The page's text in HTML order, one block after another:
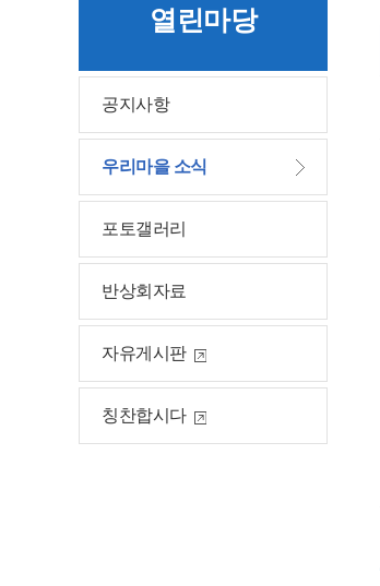
열린마당
공지사항
우리마을 소식
포토갤러리
반상회자료
자유게시판
칭찬합시다